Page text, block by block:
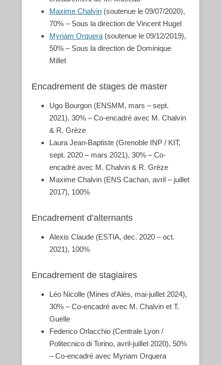
Maxime Chalvin (soutenue le 09/07/2020),
70% – Sous la direction de Vincent Hugel
Myriam Orquera (soutenue le 09/12/2019),
50% – Sous la direction de Dominique
Millet
Encadrement de stages de master
Ugo Bourgon (ENSMM, mars – sept.
2021), 30% – Co-encadré avec M. Chalvin
& R. Grèze
Laura Jean-Baptiste (Grenoble INP / KIT,
sept. 2020 – mars 2021), 30% – Co-
encadré avec M. Chalvin & R. Grèze
Maxime Chalvin (ENS Cachan, avril – juillet
2017), 100%
Encadrement d’alternants
Alexis Claude (ESTIA, dec. 2020 – oct.
2021), 100%
Encadrement de stagiaires
Léo Nicolle (Mines d’Alès, mai-juillet 2024),
30% – Co-encadré avec M. Chalvin et T.
Guelle
Federico Orlacchio (Centrale Lyon /
Politecnico di Torino, avril-juillet 2020), 50%
– Co-encadré avec Myriam Orquera